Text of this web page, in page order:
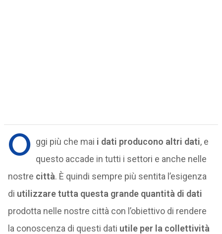
O ggi più che mai i dati producono altri dati, e
questo accade in tutti i settori e anche nelle
nostre città. È quindi sempre più sentita l’esigenza
di utilizzare tutta questa grande quantità di dati
prodotta nelle nostre città con l’obiettivo di rendere
la conoscenza di questi dati utile per la collettività